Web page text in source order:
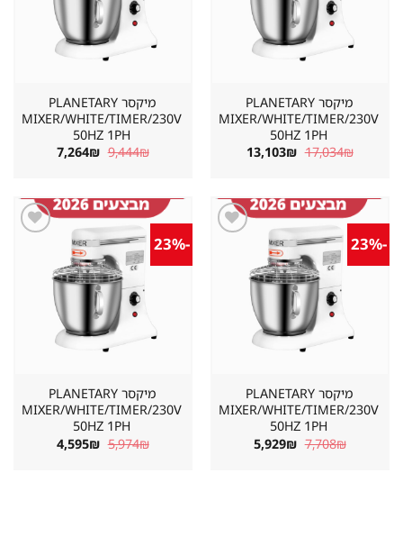
מיקסר PLANETARY
MIXER/WHITE/TIMER/230V
50HZ 1PH
17,034₪ המחיר
13,103₪ המחיר
מיקסר PLANETARY
MIXER/WHITE/TIMER/230V
50HZ 1PH
9,444₪ המחיר
7,264₪ המחיר
הנוכחי
במועדפים
מיקסר PLANETARY
MIXER/WHITE/TIMER/230V
50HZ 1PH
7,708₪ המחיר
המקורי
5,929₪ המחיר
הנוכחי
במועדפים
מיקסר PLANETARY
MIXER/WHITE/TIMER/230V
50HZ 1PH
5,974₪ המחיר
המקורי
4,595₪ המחיר
הנוכחי